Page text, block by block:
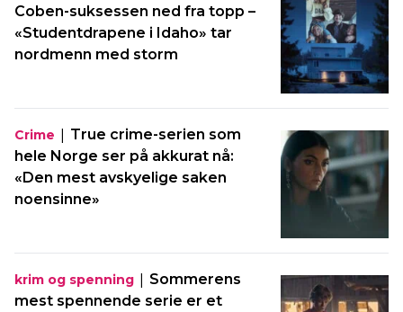
Coben-suksessen ned fra topp –
«Studentdrapene i Idaho» tar
nordmenn med storm
Crime | True crime-serien som
hele Norge ser på akkurat nå:
«Den mest avskyelige saken
noensinne»
krim og spenning | Sommerens
mest spennende serie er et